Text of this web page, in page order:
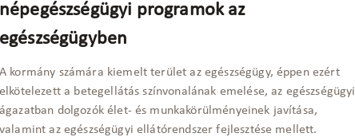
népegészségügyi programok az
egészségügyben
A kormány számára kiemelt terület az egészségügy, éppen ezért
elkötelezett a betegellátás színvonalának emelése, az egészségügyi
ágazatban dolgozók élet- és munkakörülményeinek javítása,
valamint az egészségügyi ellátórendszer fejlesztése mellett.